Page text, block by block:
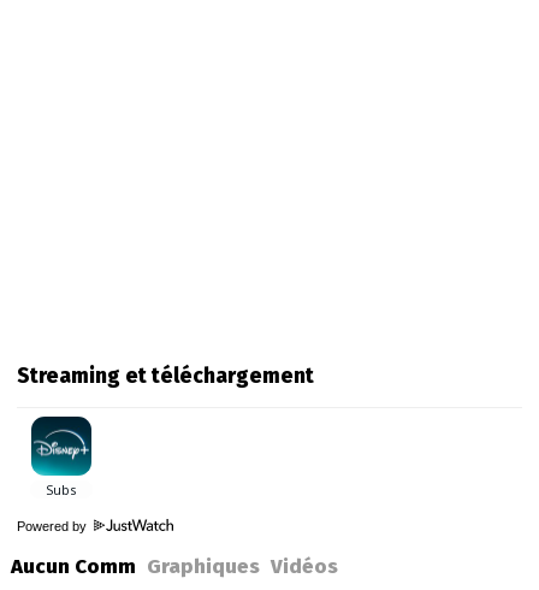
Streaming et téléchargement
Powered by
Aucun Comm Graphiques Vidéos